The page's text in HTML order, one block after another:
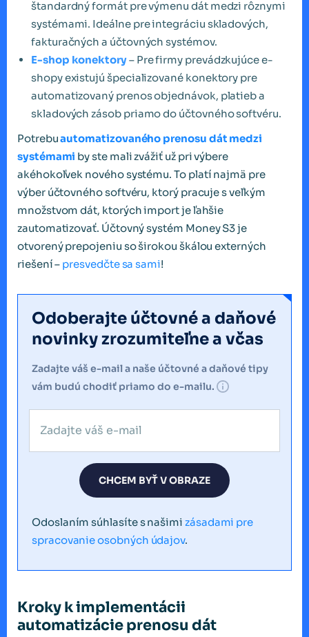
štandardný formát pre výmenu dát medzi rôznymi
systémami. Ideálne pre integráciu skladových,
fakturačných a účtovných systémov.
E-shop konektory– Pre firmy prevádzkujúce e-
shopy existujú špecializované konektory pre
automatizovaný prenos objednávok, platieb a
skladových zásob priamo do účtovného softvéru.
Potrebuautomatizovaného prenosu dát medzi
systémami by ste mali zvážiť už pri výbere
akéhokoľvek nového systému. To platí najmä pre
výber účtovného softvéru, ktorý pracuje s veľkým
množstvom dát, ktorých import je ľahšie
zautomatizovať. Účtovný systém Money S3 je
otvorený prepojeniu so širokou škálou externých
riešení – presvedčte sa sami!
Odoberajte účtovné a daňové
novinky zrozumiteľne a včas
Zadajte váš e-mail a naše účtovné a daňové tipy
vám budú chodiť priamo do e-mailu.
CHCEM BYŤ V OBRAZE
Odoslaním súhlasíte s našimi zásadami pre
spracovanie osobných údajov.
Kroky k implementácii
automatizácie prenosu dát